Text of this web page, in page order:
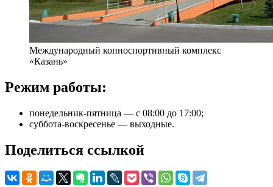
Международный конноспортивный комплекс
«Казань»
Режим работы:
понедельник-пятница — с 08:00 до 17:00;
суббота-воскресенье — выходные.
Поделиться ссылкой